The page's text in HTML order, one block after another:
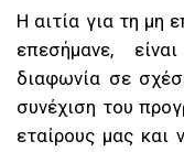
Η αιτία για τη μη
επεσήμανε,
διαφωνία σε
συνέχιση του
εταίρους μας και